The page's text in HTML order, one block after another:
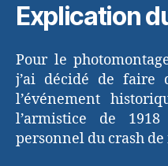
Explication
Pour le
j’ai décidé de faire
l’événement
l’armistice de 1918
personnel du crash de